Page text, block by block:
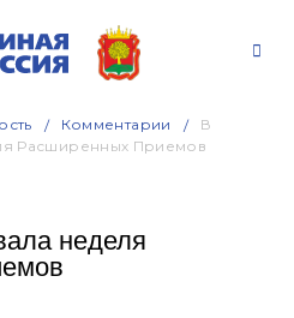
Комментарии
В
Расширенных Приемов
неделя